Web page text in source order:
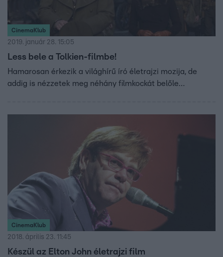
CinemaKlub
2019. január 28. 15:05
Less bele a Tolkien-filmbe!
Hamarosan érkezik a világhírű író életrajzi mozija, de
addig is nézzetek meg néhány filmkockát belőle…
CinemaKlub
2018. április 23. 11:45
Készül az Elton John életrajzi film